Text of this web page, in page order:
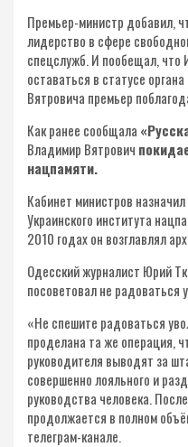
Премьер-министр добавил,
лидерство в сфере
спецслужб. И пообещал, что
оставаться в статусе
Вятровича премьер
Как ранее сообщала
Владимир Вятрович
нацпамяти.
Кабинет министров
Украинского института
2010 годах он возглавлял
Одесский журналист Юрий
посоветовал не радоваться
«Не спешите радоваться
проделана та же операция,
руководителя выводят за
совершенно лояльного и
руководства человека.
продолжается в полном
телеграм-канале.